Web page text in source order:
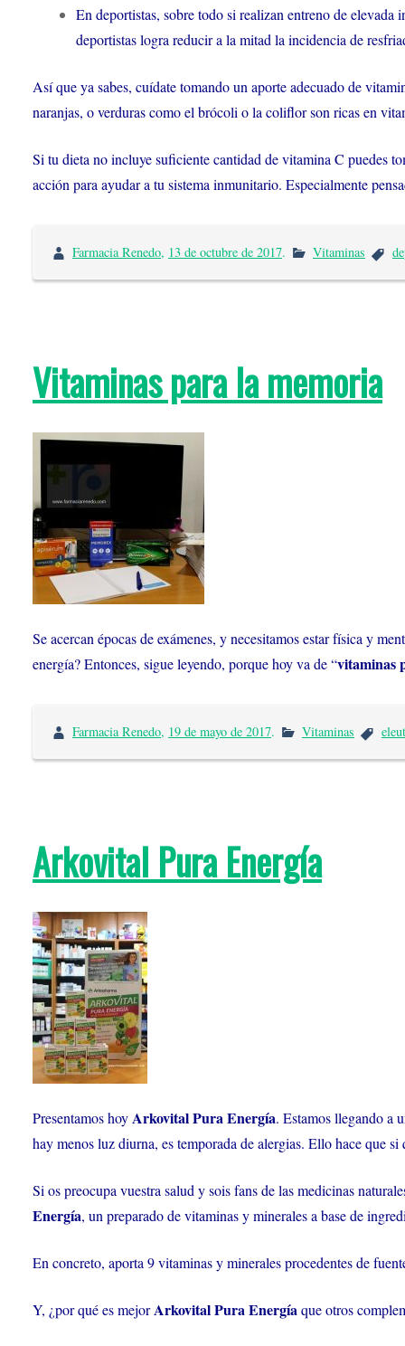
En deportistas, sobre todo si realizan entreno de elevada
deportistas logra reducir a la mitad la incidencia de
Así que ya sabes, cuídate tomando un aporte adecuado de
naranjas, o verduras como el brócoli o la coliflor son ricas en
Si tu dieta no incluye suficiente cantidad de vitamina C puedes
acción para ayudar a tu sistema inmunitario. Especialmente
Farmacia Renedo, 13 de octubre de 2017. Vitaminas
Vitaminas para la memoria
Se acercan épocas de exámenes, y necesitamos estar física y
energía? Entonces, sigue leyendo, porque hoy va de “vitaminas
Farmacia Renedo, 19 de mayo de 2017. Vitaminas
Arkovital Pura Energía
Presentamos hoyArkovital Pura Energía. Estamos llegando a
hay menos luz diurna, es temporada de alergias. Ello hace que
Si os preocupa vuestra salud y sois fans de las medicinas
Energía, un preparado de vitaminas y minerales a base de
En concreto, aporta 9 vitaminas y minerales procedentes de
Y, ¿por qué es mejorArkovital Pura Energíaque otros